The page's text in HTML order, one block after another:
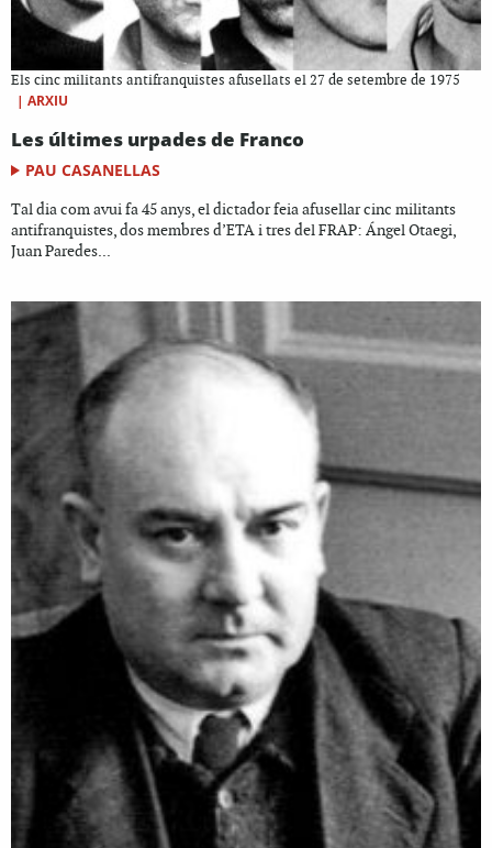
Els cinc militants antifranquistes afusellats el 27 de setembre de 1975
| ARXIU
Les últimes urpades de Franco
PAU CASANELLAS
Tal dia com avui fa 45 anys, el dictador feia afusellar cinc militants
antifranquistes, dos membres d’ETA i tres del FRAP: Ángel Otaegi,
Juan Paredes...